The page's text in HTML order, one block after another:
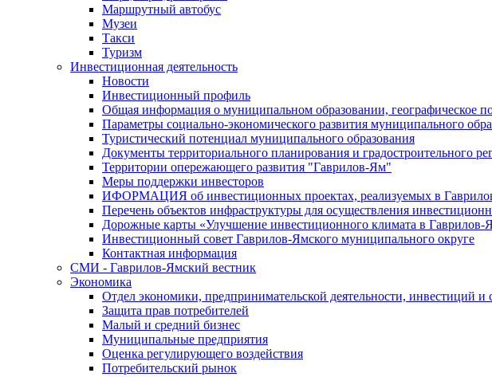
Маршрутный автобус
Музеи
Такси
Туризм
Инвестиционная деятельность
Новости
Инвестиционный профиль
Общая информация о муниципальном образовании, географическое
Параметры социально-экономического развития муниципального
Туристический потенциал муниципального образования
Документы территориального планирования и градостроительного
Территории опережающего развития "Гаврилов-Ям"
Меры поддержки инвесторов
ИФОРМАЦИЯ об инвестиционных проектах, реализуемых в
Перечень объектов инфраструктуры для осуществления
Дорожные карты «Улучшение инвестиционного климата в Гаврилов-
Инвестиционный совет Гаврилов-Ямского муниципального округе
Контактная информация
СМИ - Гаврилов-Ямский вестник
Экономика
Отдел экономики, предпринимательской деятельности, инвестиций и
Защита прав потребителей
Малый и средний бизнес
Муниципальные предприятия
Оценка регулирующего воздействия
Потребительский рынок